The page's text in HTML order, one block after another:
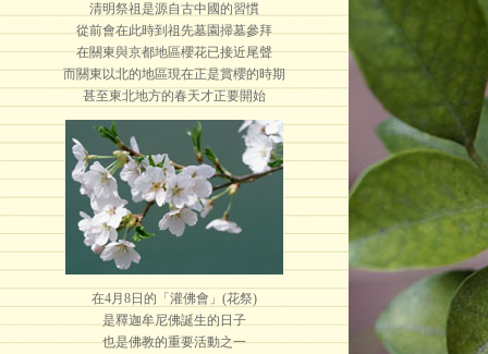
清明祭祖是源自古中國的習慣
從前會在此時到祖先墓園掃墓參拜
在關東與京都地區櫻花已接近尾聲
而關東以北的地區現在正是賞櫻的時期
甚至東北地方的春天才正要開始
在4月8日的「灌佛會」(花祭)
是釋迦牟尼佛誕生的日子
也是佛教的重要活動之一